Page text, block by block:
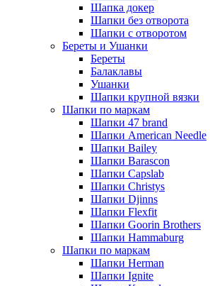
Шапка докер
Шапки без отворота
Шапки с отворотом
Береты и Ушанки
Береты
Балаклавы
Ушанки
Шапки крупной вязки
Шапки по маркам
Шапки 47 brand
Шапки American Needle
Шапки Bailey
Шапки Barascon
Шапки Capslab
Шапки Christys
Шапки Djinns
Шапки Flexfit
Шапки Goorin Brothers
Шапки Hammaburg
Шапки по маркам
Шапки Herman
Шапки Ignite